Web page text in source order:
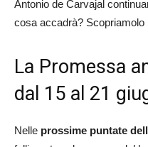
Antonio de Carvajal
cosa accadrà? Scopriamolo
La Promessa
dal 15 al 21
Nelle prossime puntate